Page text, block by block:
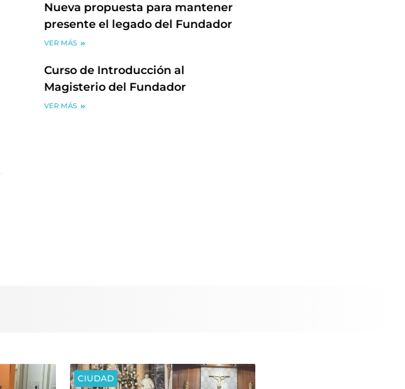
Nueva propuesta para mantener
presente el legado del Fundador
VER MÁS
Curso de Introducción al
Magisterio del Fundador
VER MÁS
CIUDAD